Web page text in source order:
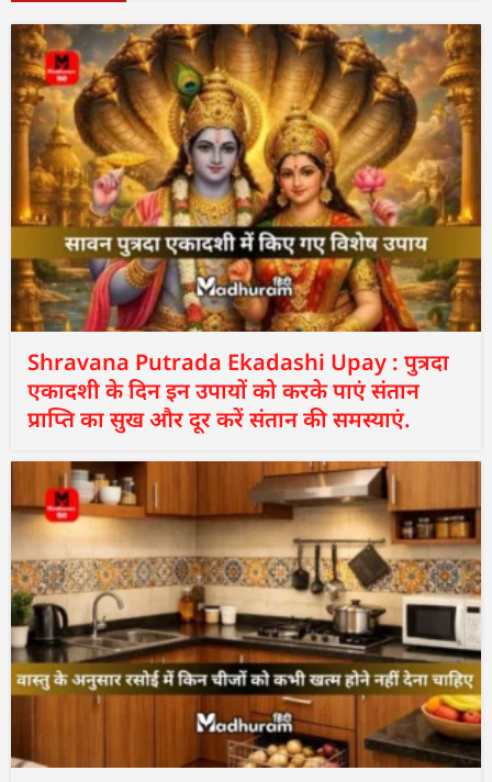
Shravana Putrada Ekadashi Upay : पुत्रदा
एकादशी के दिन इन उपायों को करके पाएं संतान
प्राप्ति का सुख और दूर करें संतान की समस्याएं.